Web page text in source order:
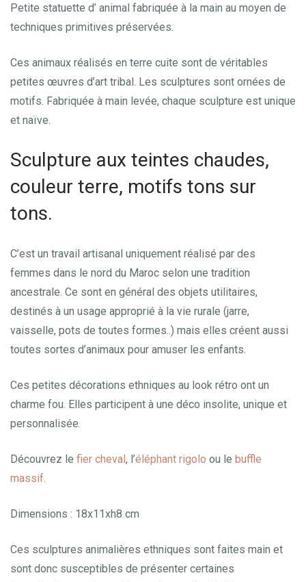
Petite statuette d’ animal fabriquée à la main au moyen de
techniques primitives préservées.
Ces animaux réalisés en terre cuite sont de véritables
petites œuvres d’art tribal. Les sculptures sont ornées de
motifs. Fabriquée à main levée, chaque sculpture est unique
et naïve.
Sculpture aux teintes chaudes,
couleur terre, motifs tons sur
tons.
C’est un travail artisanal uniquement réalisé par des
femmes dans le nord du Maroc selon une tradition
ancestrale. Ce sont en général des objets utilitaires,
destinés à un usage approprié à la vie rurale (jarre,
vaisselle, pots de toutes formes..) mais elles créent aussi
toutes sortes d’animaux pour amuser les enfants.
Ces petites décorations ethniques au look rétro ont un
charme fou. Elles participent à une déco insolite, unique et
personnalisée.
Découvrez le fier cheval, l’éléphant rigolo ou le buffle
massif
Dimensions : 18x11xh8 cm
Ces sculptures animalières ethniques sont faites main et
sont donc susceptibles de présenter certaines